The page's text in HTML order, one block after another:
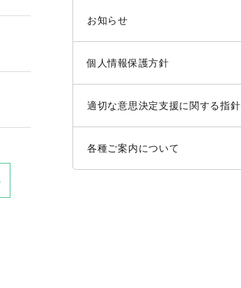
お知らせ
個人情報保護方針
適切な意思決定支援に関する指針
各種ご案内について